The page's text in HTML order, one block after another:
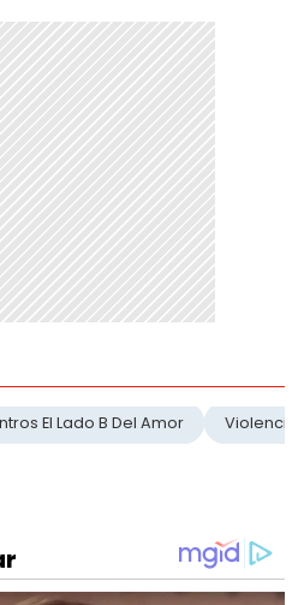
El Lado B Del Amor Violencia